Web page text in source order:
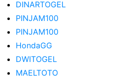
DINARTOGEL
PINJAM100
PINJAM100
HondaGG
DWITOGEL
MAELTOTO